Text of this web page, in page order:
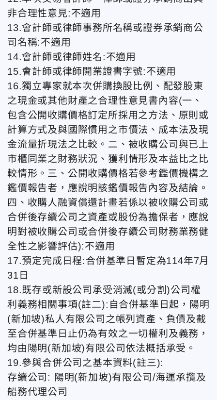
非合理性意見:不適用
13.會計師或律師事務所名稱或證券承銷商公
司名稱:不適用
14.會計師或律師姓名:不適用
15.會計師或律師開業證書字號:不適用
16.獨立專家就本次併購換股比例、配發股東
之現金或其他財產之合理性意見書內容(一、
包含公開收購價格訂定所採用之方法、原則或
計算方式及與國際慣用之市價法、成本法及現
金流量折現法之比較。二、被收購公司與已上
市櫃同業之財務狀況、獲利情形及本益比之比
較情形。三、公開收購價格若參考鑑價機構之
鑑價報告者，應說明該鑑價報告內容及結論。
四、收購人融資償還計畫若係以被收購公司或
合併後存續公司之資產或股份為擔保者，應說
明對被收購公司或合併後存續公司財務業務健
全性之影響評估):不適用
17.預定完成日程:合併基準日暫定為114年7月
31日
18.既存或新設公司承受消滅(或分割)公司權
利義務相關事項(註二):自合併基準日起，陽明
(新加坡)私人有限公司之帳列資產、負債及截
至合併基準日止仍為有效之一切權利及義務，
均由陽明(新加坡)有限公司依法概括承受。
19.參與合併公司之基本資料(註三):
存續公司: 陽明(新加坡)有限公司/海運承攬及
船務代理公司